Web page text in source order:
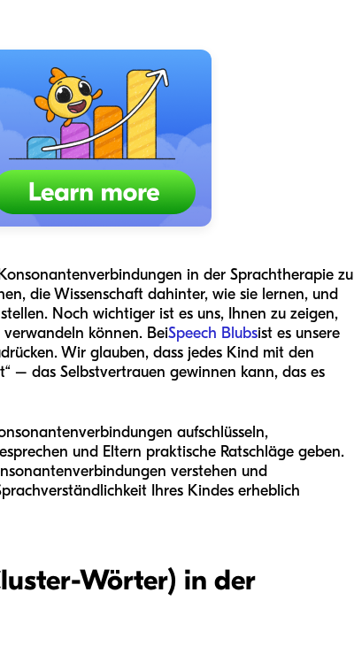
in der Sprachtherapie zu
die Wissenschaft dahinter, wie sie lernen, und
Noch wichtiger ist es uns, Ihnen zu zeigen,
können. BeiSpeech Blubsist es unsere
Wir glauben, dass jedes Kind mit den
– das Selbstvertrauen gewinnen kann, das es
aufschlüsseln,
und Eltern praktische Ratschläge geben.
verstehen und
Ihres Kindes erheblich
Wörter) in der